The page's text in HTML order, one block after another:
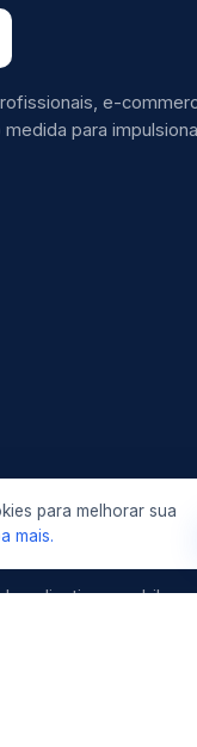
e-
para
aplicativos mobile
para melhorar sua
mais.